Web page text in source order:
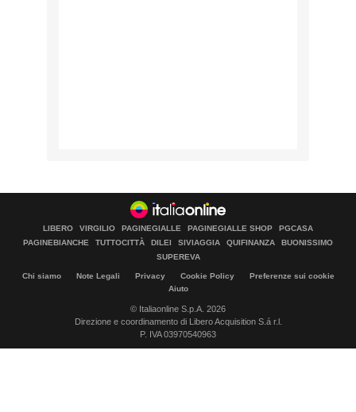
LIBERO VIRGILIO PAGINEGIALLE PAGINEGIALLE SHOP
PGCASA
PAGINEBIANCHE
TUTTOCITTÀ DILEI SIVIAGGIA QUIFINANZA
BUONISSIMO
SUPEREVA
Chi siamo Note Legali Privacy Cookie Policy
Preferenze sui cookie
Aiuto
© Italiaonline S.p.A. 2026
Direzione e coordinamento di Libero Acquisition S.á r.l.
P. IVA 03970540963